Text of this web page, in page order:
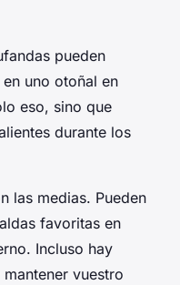
pueden
uno otoñal en
eso, sino que
durante los
las medias. Pueden
favoritas en
Incluso hay
vuestro